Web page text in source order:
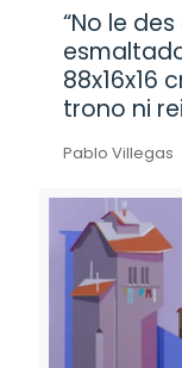
“No le
88x16x16
trono ni
Pablo Villegas